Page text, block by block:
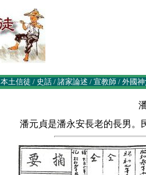
本土信徒 / 史話 / 諸家論述 / 宣教師 / 外國
潘元貞是潘永安長老的長男。